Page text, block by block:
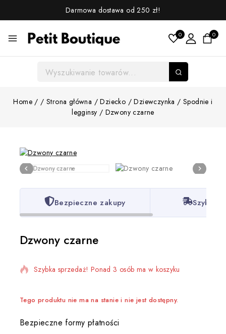
Darmowa dostawa od 250 zł!
0 0
Home / / Strona główna / Dziecko / Dziewczynka / Spodnie i
legginsy / Dzwony czarne
Bezpieczne zakupy Szybka
Dzwony czarne
7 produktów sprzedanych w ciągu ostatniej 7 godzin
Szybka sprzedaż! Ponad 3 osób ma w koszyku
Tego produktu nie ma na stanie i nie jest dostępny.
Bezpieczne formy płatności